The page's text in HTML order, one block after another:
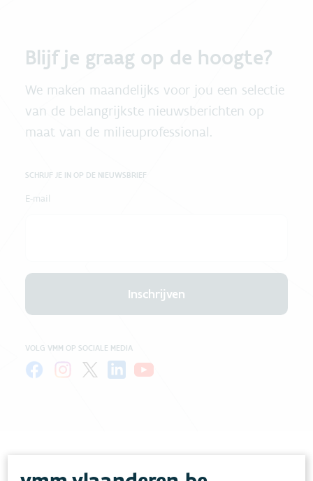
Blijf je graag op de hoogte?
We maken maandelijks voor jou een selectie
van de belangrijkste nieuwsberichten op
maat van de milieuprofessional.
SCHRIJF JE IN OP DE NIEUWSBRIEF
E-mail
Inschrijven
VOLG VMM OP SOCIALE MEDIA